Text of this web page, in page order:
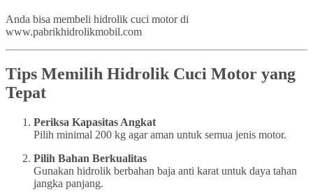
Anda bisa membeli hidrolik cuci motor di
www.pabrikhidrolikmobil.com
Tips Memilih Hidrolik Cuci Motor yang
Tepat
Periksa Kapasitas Angkat
Pilih minimal 200 kg agar aman untuk semua jenis motor.
Pilih Bahan Berkualitas
Gunakan hidrolik berbahan baja anti karat untuk daya tahan
jangka panjang.